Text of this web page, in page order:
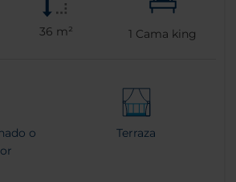
36 m² 1 Cama king
o
Terraza